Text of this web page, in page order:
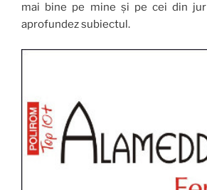
mai bine pe mine și pe cei din
aprofundez subiectul.